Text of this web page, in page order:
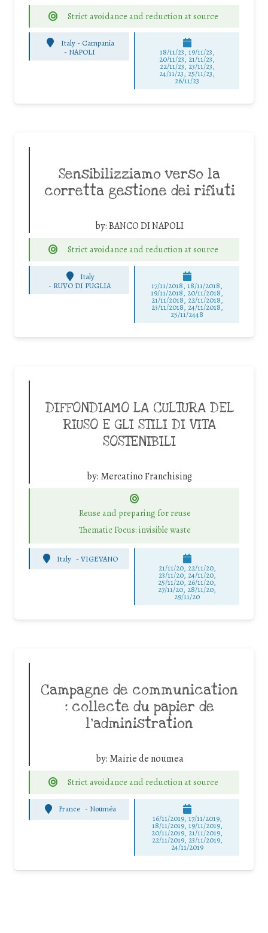
Strict avoidance and reduction at source
Italy - Campania
- NAPOLI 18/11/23, 19/11/23,
20/11/23, 21/11/23,
22/11/23, 23/11/23,
24/11/23, 25/11/23,
26/11/23
Sensibilizziamo verso la
corretta gestione dei rifiuti
by:BANCO DI NAPOLI
Strict avoidance and reduction at source
Italy
- RUVO DI PUGLIA 17/11/2018, 18/11/2018,
19/11/2018, 20/11/2018,
21/11/2018, 22/11/2018,
23/11/2018, 24/11/2018,
25/11/2448
DIFFONDIAMO LA CULTURA DEL
RIUSO E GLI STILI DI VITA
SOSTENIBILI
by: Mercatino Franchising
Reuse and preparing for reuse
Thematic Focus: invisible waste
Italy -VIGEVANO
21/11/20, 22/11/20,
23/11/20, 24/11/20,
25/11/20, 26/11/20,
27/11/20, 28/11/20,
29/11/20
Campagne de communication
: collecte du papier de
l’administration
by: Mairie de noumea
Strict avoidance and reduction at source
France - Nouméa
16/11/2019, 17/11/2019,
18/11/2019, 19/11/2019,
20/11/2019, 21/11/2019,
22/11/2019, 23/11/2019,
24/11/2019